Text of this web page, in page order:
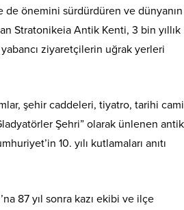
önemini sürdürdüren ve dünyanın
Stratonikeia Antik Kenti, 3 bin yıllık
ziyaretçilerin uğrak yerleri
şehir caddeleri, tiyatro, tarihi cami
Şehri” olarak ünlenen antik
10. yılı kutlamaları anıtı
87 yıl sonra kazı ekibi ve ilçe